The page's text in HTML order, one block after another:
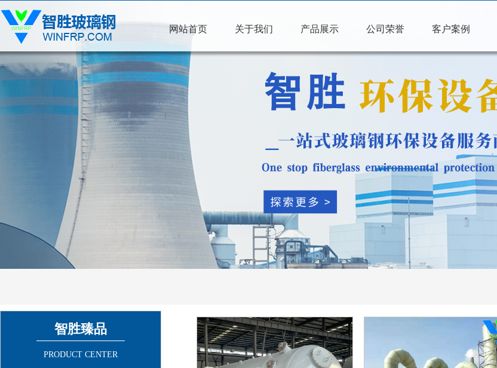
网站首页 关于我们 产品展示 公司荣誉 客户案例
智胜臻品
PRODUCT CENTER